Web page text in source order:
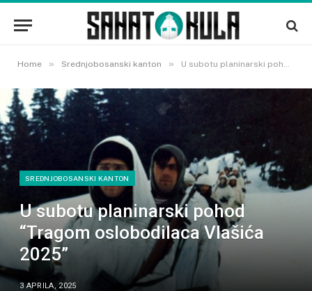
Home » Srednjobosanski kanton » U subotu planinarski pohod “Tragom oslobodilaca Vlašića 2025”
SREDNJOBOSANSKI KANTON
U subotu planinarski pohod
“Tragom oslobodilaca Vlašića
2025”
3 APRILA, 2025